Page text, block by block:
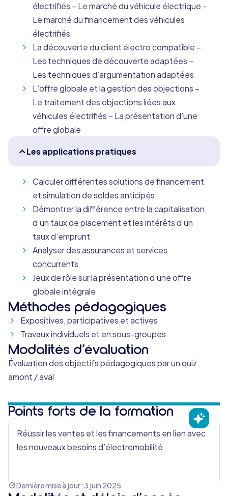
électrifiés – Le marché du véhicule électrique –
Le marché du financement des véhicules
électrifiés
La découverte du client électro compatible –
Les techniques de découverte adaptées –
Les techniques d’argumentation adaptées
L’offre globale et la gestion des objections –
Le traitement des objections liées aux
véhicules électrifiés – La présentation d’une
offre globale
Les applications pratiques
Calculer différentes solutions de financement
et simulation de soldes anticipés
Démontrer la différence entre la capitalisation
d’un taux de placement et les intérêts d’un
taux d’emprunt
Analyser des assurances et services
concurrents
Jeux de rôle sur la présentation d’une offre
globale intégrale
Méthodes pédagogiques
Expositives, participatives et actives
Travaux individuels et en sous-groupes
Modalités d’évaluation
Évaluation des objectifs pédagogiques par un quiz
amont / aval
Points forts de la formation
Réussir les ventes et les financements en lien avec
les nouveaux besoins d’électromobilité
Dernière mise à jour :3 juin 2025